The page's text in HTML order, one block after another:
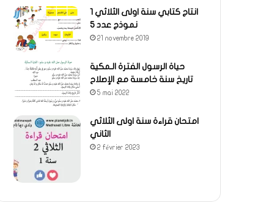
انتاج كتابي سنة اولى الثلاثي 1
نموذج عدد 5
21 novembre 2019
حياة الرسول الفترة الـمكية
تاريخ سنة خامسة مع الإصلاح
5 mai 2022
امتحان قراءة سنة اولى الثلاثي
الثاني
2 février 2023